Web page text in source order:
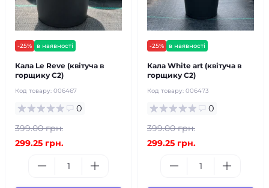
-25% в наявності
Кала Le Reve (квітуча в
горщику С2)
Код товару: 006467
0
399.00 грн.
299.25 грн.
-25% в наявності
Кала White art (квітуча в
горщику С2)
Код товару: 006473
0
399.00 грн.
299.25 грн.